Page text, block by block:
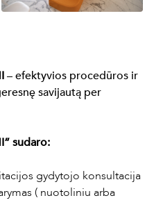
– efektyvios procedūros ir
savijautą per
sudaro:
gydytojo konsultacija
( nuotoliniu arba